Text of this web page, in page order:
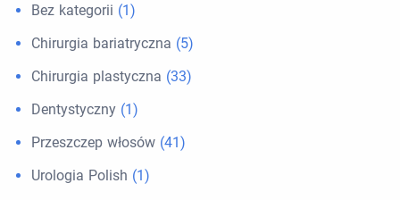
Bez kategorii (1)
Chirurgia bariatryczna (5)
Chirurgia plastyczna (33)
Dentystyczny (1)
Przeszczep włosów (41)
Urologia Polish (1)